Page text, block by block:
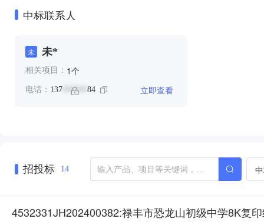
中标联系人
未 未*
相关项目： 1个
电话： 137 ****** 84 立即查看
招投标 14
4532331JH202400382:禄丰市恐龙山初级中学8K复